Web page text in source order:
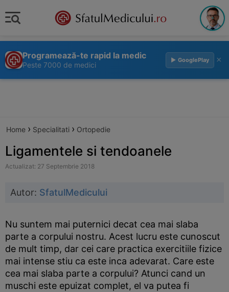
Programează-te rapid la medic
Peste 7000 de medici
▶ GooglePlay ×
Home › Specialitati › Ortopedie
Ligamentele si tendoanele
Actualizat: 27 Septembrie 2018
Autor: SfatulMedicului
Nu suntem mai puternici decat cea mai slaba
parte a corpului nostru. Acest lucru este cunoscut
de mult timp, dar cei care practica exercitiile fizice
mai intense stiu ca este inca adevarat. Care este
cea mai slaba parte a corpului? Atunci cand un
muschi este epuizat complet, el va putea fi